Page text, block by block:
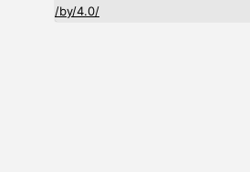
/by/4.0/